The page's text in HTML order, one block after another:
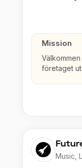
Mission
företaget
Music,